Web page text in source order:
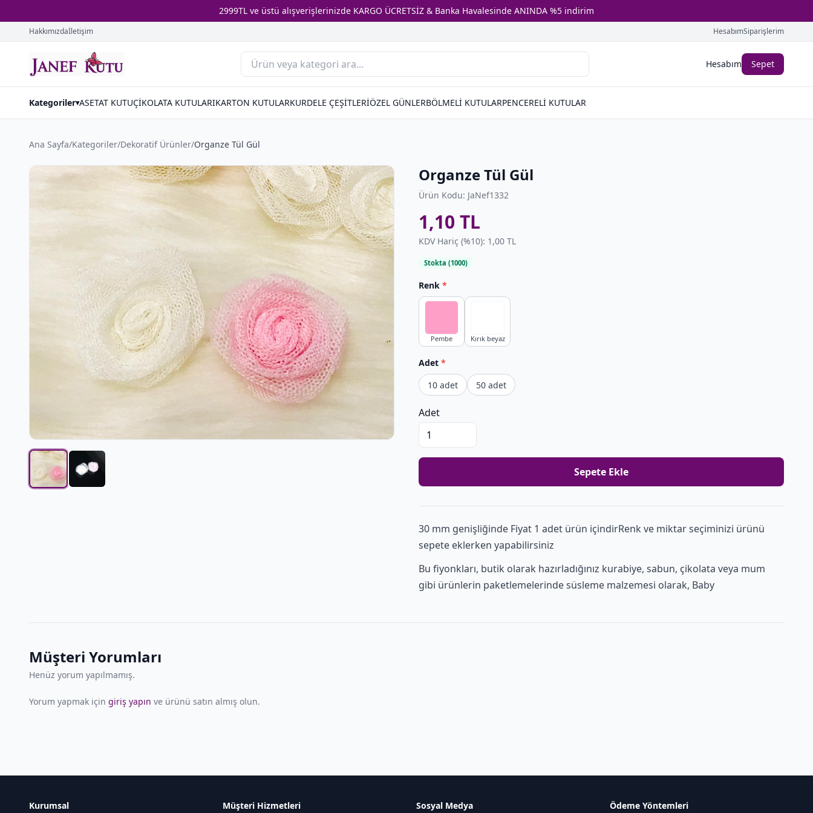
2999TL ve üstü alışverişlerinizde KARGO ÜCRETSİZ & Banka Havalesinde ANINDA %5 indirim
Hakkımızdaİletişim HesabımSiparişlerim
Hesabım Sepet
Kategoriler▾ASETAT KUTUÇİKOLATA KUTULARIKARTON KUTULARKURDELE ÇEŞİTLERİÖZEL GÜNLERBÖLMELİ KUTULARPENCERELİ KUTULAR
Ana Sayfa/Kategoriler/Dekorati̇f Ürünler/Organze Tül Gül
Organze Tül Gül
Ürün Kodu: JaNef1332
1,10 TL
KDV Hariç (%10): 1,00 TL
Stokta (1000)
Renk *
Pembe Kırık beyaz
Adet *
10 adet
50 adet
Adet
Sepete Ekle
30 mm genişliğinde Fiyat 1 adet ürün içindirRenk ve miktar seçiminizi ürünü
sepete eklerken yapabilirsiniz
Bu fiyonkları, butik olarak hazırladığınız kurabiye, sabun, çikolata veya mum
gibi ürünlerin paketlemelerinde süsleme malzemesi olarak, Baby
Müşteri Yorumları
Henüz yorum yapılmamış.
Yorum yapmak için giriş yapın ve ürünü satın almış olun.
Kurumsal Müşteri Hizmetleri Sosyal Medya Ödeme Yöntemleri